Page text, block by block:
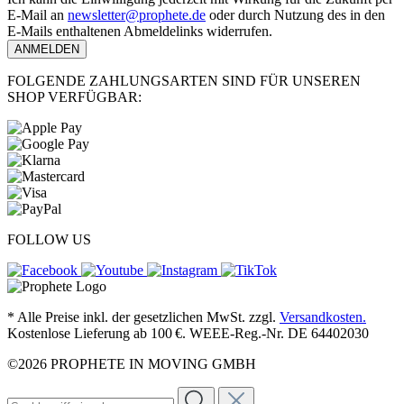
E-Mail an newsletter@prophete.de oder durch Nutzung des in den
E-Mails enthaltenen Abmeldelinks widerrufen.
ANMELDEN
FOLGENDE ZAHLUNGSARTEN SIND FÜR UNSEREN
SHOP VERFÜGBAR:
FOLLOW US
* Alle Preise inkl. der gesetzlichen MwSt. zzgl. Versandkosten.
Kostenlose Lieferung ab 100 €. WEEE-Reg.-Nr. DE 64402030
©2026 PROPHETE IN MOVING GMBH